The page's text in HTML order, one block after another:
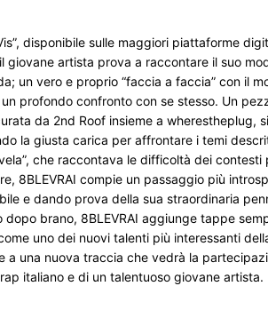
disponibile sulle maggiori piattaforme
giovane artista prova a raccontare il suo
un vero e proprio “faccia a faccia” con il
profondo confronto con se stesso. Un
da 2nd Roof insieme a wherestheplug, si
la giusta carica per affrontare i temi
che raccontava le difficoltà dei contesti
8BLEVRAI compie un passaggio più
e dando prova della sua straordinaria
brano, 8BLEVRAI aggiunge tappe
uno dei nuovi talenti più interessanti
a una nuova traccia che vedrà la
italiano e di un talentuoso giovane artista.